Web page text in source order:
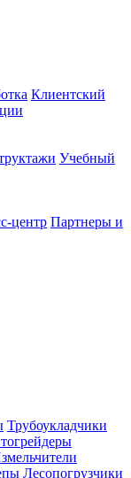
Клиентский
Учебный
центр Партнеры и
Трубоукладчики
Лесопогрузчики